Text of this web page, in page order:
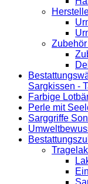
Sargkissen -
Farbige
Perle mit
Sarggriffe